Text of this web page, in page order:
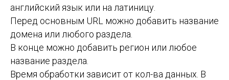
английский язык или на латиницу.
Перед основным URL можно добавить название
домена или любого раздела.
В конце можно добавить регион или любое
название раздела.
Время обработки зависит от кол-ва данных. В